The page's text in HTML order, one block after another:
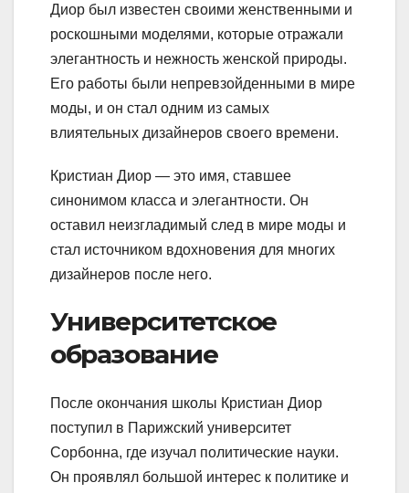
Диор был известен своими женственными и
роскошными моделями, которые отражали
элегантность и нежность женской природы.
Его работы были непревзойденными в мире
моды, и он стал одним из самых
влиятельных дизайнеров своего времени.
Кристиан Диор — это имя, ставшее
синонимом класса и элегантности. Он
оставил неизгладимый след в мире моды и
стал источником вдохновения для многих
дизайнеров после него.
Университетское
образование
После окончания школы Кристиан Диор
поступил в Парижский университет
Сорбонна, где изучал политические науки.
Он проявлял большой интерес к политике и